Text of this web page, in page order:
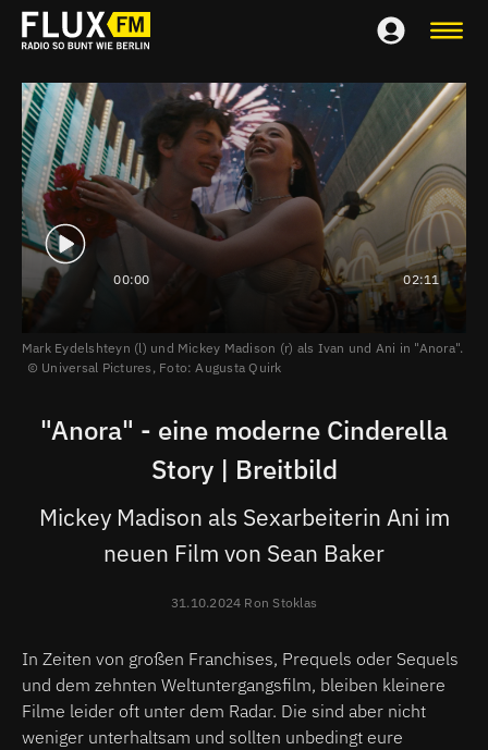
00:00 02:11
Mark Eydelshteyn (l) und Mickey Madison (r) als Ivan und Ani in "Anora".
Universal Pictures, Foto: Augusta Quirk
"Anora" - eine moderne Cinderella
Story | Breitbild
Mickey Madison als Sexarbeiterin Ani im
neuen Film von Sean Baker
31.10.2024 Ron Stoklas
In Zeiten von großen Franchises, Prequels oder Sequels
und dem zehnten Weltuntergangsfilm, bleiben kleinere
Filme leider oft unter dem Radar. Die sind aber nicht
weniger unterhaltsam und sollten unbedingt eure